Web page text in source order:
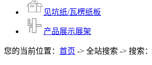
见坑纸/瓦楞纸板
产品展示展架
您的当前位置： 首页 -> 全站搜索 -> 搜索：